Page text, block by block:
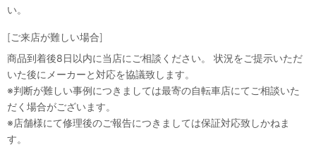
い。
[ご来店が難しい場合]
商品到着後8日以内に当店にご相談ください。 状況をご提示いただ
いた後にメーカーと対応を協議致します。
※判断が難しい事例につきましては最寄の自転車店にてご相談いた
だく場合がございます。
※店舗様にて修理後のご報告につきましては保証対応致しかねま
す。